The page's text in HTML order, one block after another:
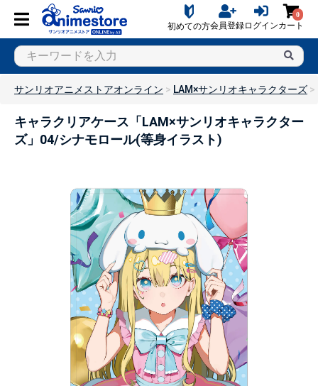
初めての方会員登録ログイン
0
カート
サンリオアニメストアオンライン LAM×サンリオキャラクターズ
キャラクリアケース「LAM×サンリオキャラクター
ズ」04/シナモロール(等身イラスト)